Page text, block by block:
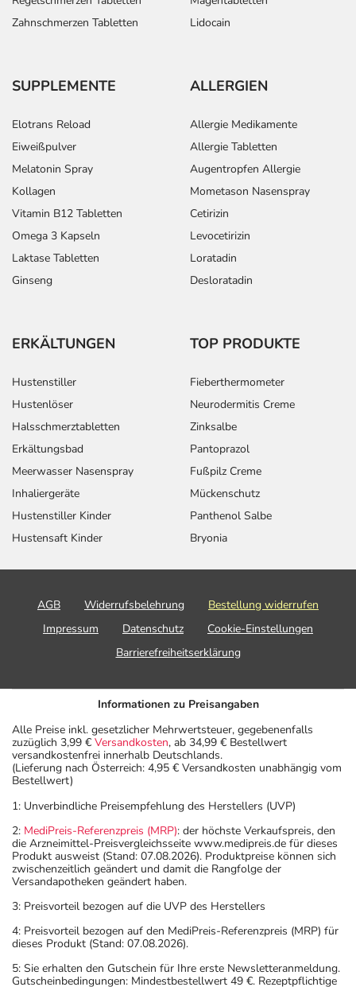
Zahnschmerzen Tabletten
Lidocain
SUPPLEMENTE
Elotrans Reload
Eiweißpulver
Melatonin Spray
Kollagen
Vitamin B12 Tabletten
Omega 3 Kapseln
Laktase Tabletten
Ginseng
ALLERGIEN
Allergie Medikamente
Allergie Tabletten
Augentropfen Allergie
Mometason Nasenspray
Cetirizin
Levocetirizin
Loratadin
Desloratadin
ERKÄLTUNGEN
Hustenstiller
Hustenlöser
Halsschmerztabletten
Erkältungsbad
Meerwasser Nasenspray
Inhaliergeräte
Hustenstiller Kinder
Hustensaft Kinder
TOP PRODUKTE
Fieberthermometer
Neurodermitis Creme
Zinksalbe
Pantoprazol
Fußpilz Creme
Mückenschutz
Panthenol Salbe
Bryonia
AGB Widerrufsbelehrung
Bestellung widerrufen
Impressum
Datenschutz
Cookie-Einstellungen
Barrierefreiheitserklärung
Informationen zu Preisangaben
Alle Preise inkl. gesetzlicher Mehrwertsteuer, gegebenenfalls
zuzüglich 3,99 € Versandkosten, ab 34,99 € Bestellwert
versandkostenfrei innerhalb Deutschlands.
(Lieferung nach Österreich: 4,95 € Versandkosten unabhängig vom
Bestellwert)
1: Unverbindliche Preisempfehlung des Herstellers (UVP)
2: MediPreis-Referenzpreis (MRP): der höchste Verkaufspreis, den
die Arzneimittel-Preisvergleichsseite www.medipreis.de für dieses
Produkt ausweist (Stand: 07.08.2026). Produktpreise können sich
zwischenzeitlich geändert und damit die Rangfolge der
Versandapotheken geändert haben.
3: Preisvorteil bezogen auf die UVP des Herstellers
4: Preisvorteil bezogen auf den MediPreis-Referenzpreis (MRP) für
dieses Produkt (Stand: 07.08.2026).
5: Sie erhalten den Gutschein für Ihre erste Newsletteranmeldung.
Gutscheinbedingungen: Mindestbestellwert 49 €. Rezeptpflichtige